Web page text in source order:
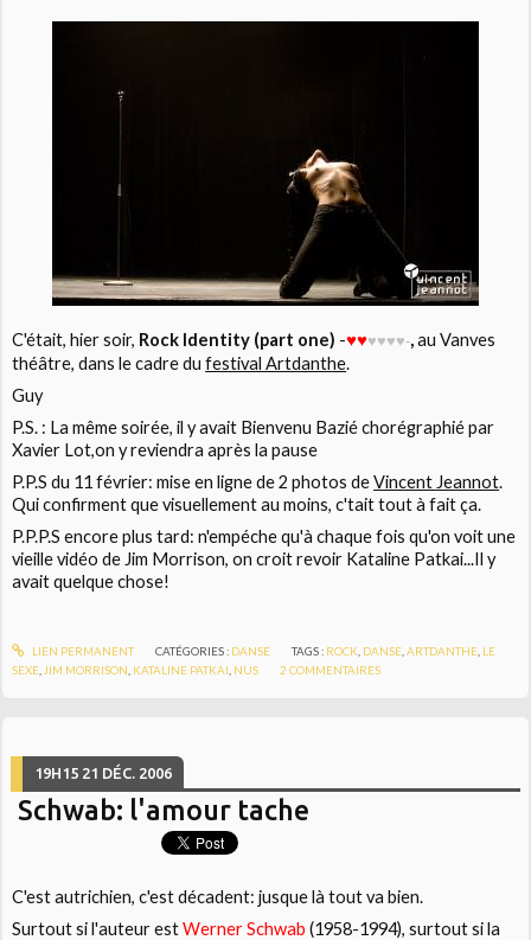
C'était, hier soir, Rock Identity (part one) -♥♥♥♥♥♥-,auVanves
théâtre, dans le cadre dufestival Artdanthe.
Guy
P.S. : La même soirée, il y avait Bienvenu Baziéchorégraphié par
Xavier Lot,on y reviendra après la pause
P.P.S du 11 février: mise en ligne de 2 photos deVincent Jeannot.
Qui confirment que visuellement au moins, c'tait tout à fait ça.
P.P.P.S encore plus tard: n'empéche qu'à chaque fois qu'on voit une
vieille vidéo de Jim Morrison, on croit revoir Kataline Patkai...Il y
avait quelque chose!
LIEN PERMANENT CATÉGORIES : DANSE TAGS : ROCK DANSE ,ARTDANTHE LE
SEXE JIM MORRISON KATALINE PATKAI NUS 2 COMMENTAIRES
19H15 21 DÉC. 2006
Schwab: l'amour tache
C'est autrichien, c'est décadent: jusque là tout va bien.
Surtout si l'auteur estWerner Schwab (1958-1994), surtout si la